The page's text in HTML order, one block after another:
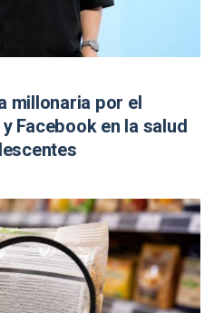
millonaria por el
Facebook en la salud